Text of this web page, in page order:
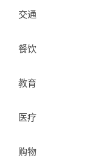
查看更多小区房产
交通
餐饮
教育
医疗
购物